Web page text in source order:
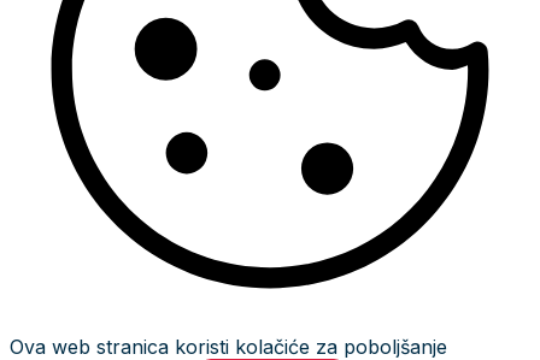
Ova web stranica koristi kolačiće za poboljšanje